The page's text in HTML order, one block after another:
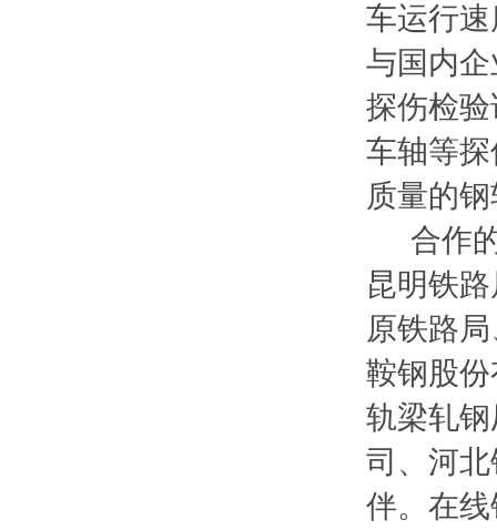
车运行
与国内
探伤检
车轴等
质量的
合作的
昆明铁
原铁路
鞍钢股
轨梁轧
司、河
伴。在